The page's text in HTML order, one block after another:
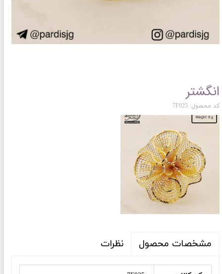
انگشتر
کد محصول: 7F025
مشخصات محصول نظرات